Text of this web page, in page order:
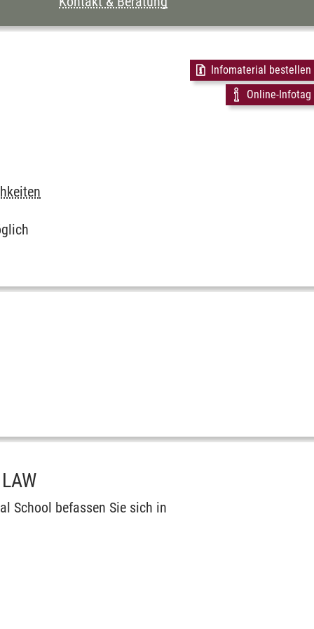
Infomaterial bestellen
Online-Infotag
School befassen Sie sich in